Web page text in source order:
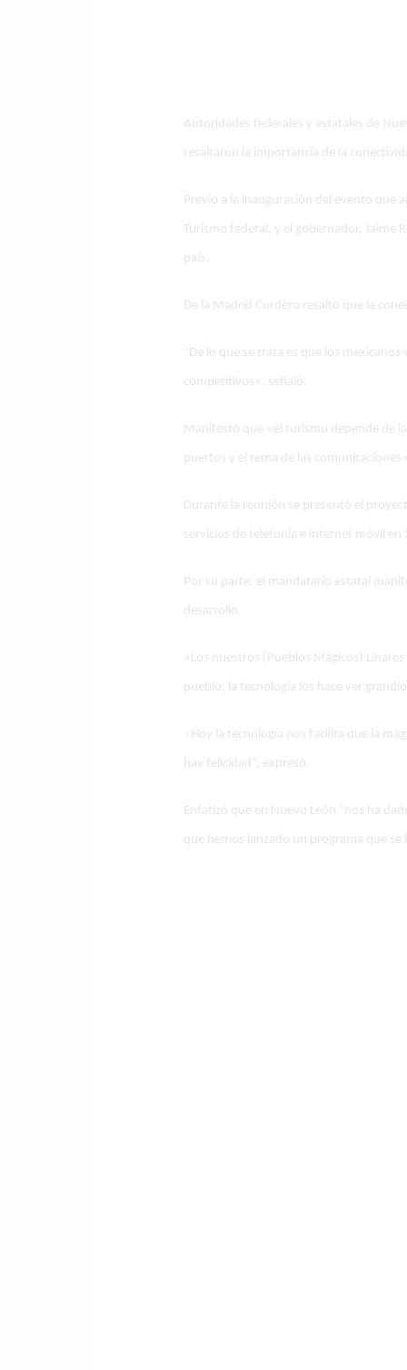
Autoridades federales y estatales de
resaltaron la importancia de la
Previo a la inauguración del evento que
Turismo federal, y el gobernador, Jaime
país.
De la Madrid Cordero resaltó que la
“De lo que se trata es que los
competitivos», señaló.
Manifestó que «el turismo depende de
puertos y el tema de las
Durante la reunión se presentó el
servicios de telefonía e internet móvil
Por su parte, el mandatario estatal
desarrollo.
«Los nuestros (Pueblos Mágicos)
pueblo, la tecnología los hace ver
«Hoy la tecnología nos facilita que la
hay felicidad”, expresó.
Enfatizó que en Nuevo León “nos ha
que hemos lanzado un programa que se